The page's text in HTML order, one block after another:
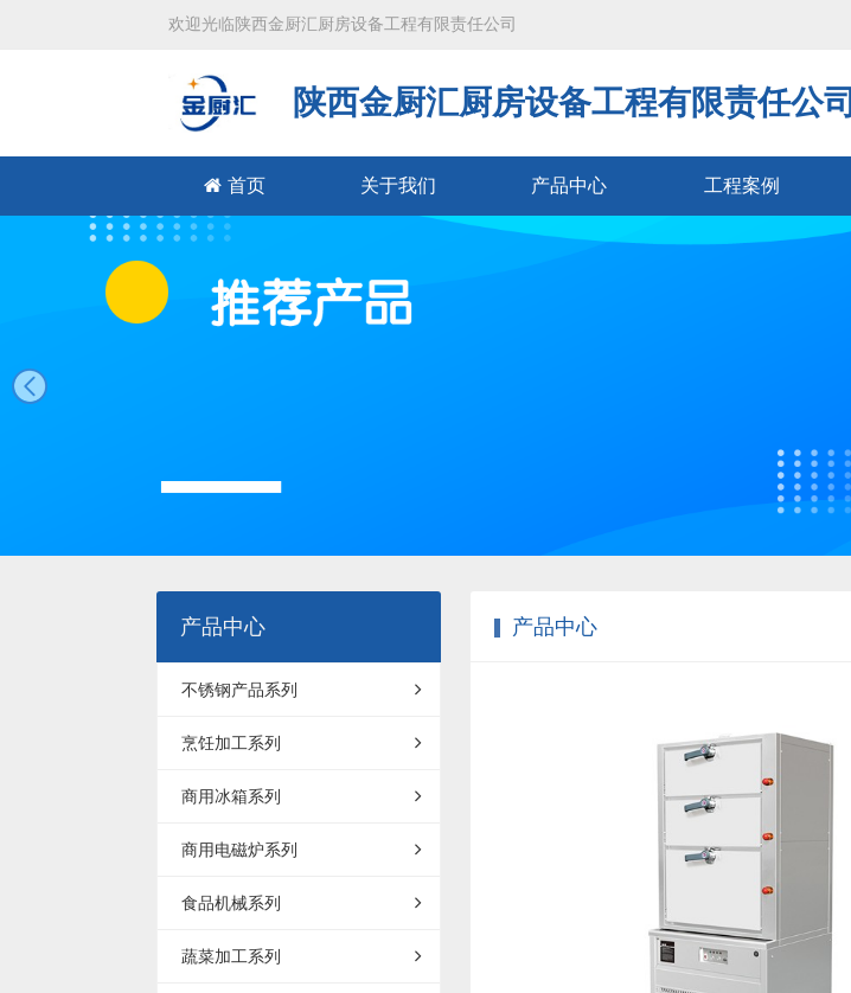
欢迎光临陕西金厨汇厨房设备工程有限责任公司
陕西金厨汇厨房设备工程有限责任公司
首页 关于我们 产品中心 工程案例
产品中心
不锈钢产品系列
烹饪加工系列
商用冰箱系列
商用电磁炉系列
食品机械系列
蔬菜加工系列
产品中心